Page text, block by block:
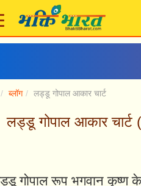
ब्लॉग लड्डू गोपाल आकार चार्ट
लड्डू गोपाल आकार
गोपाल रूप भगवान कृष्ण